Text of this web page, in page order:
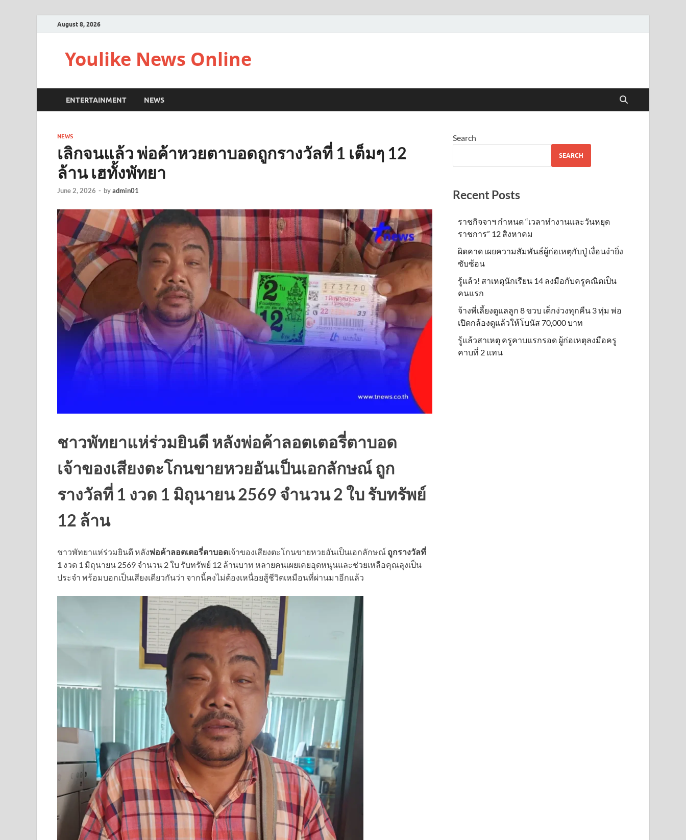
August 8, 2026
Youlike News Online
ENTERTAINMENT NEWS
NEWS
เลิกจนแล้ว พ่อค้าหวยตาบอดถูกรางวัลที่ 1 เต็มๆ 12
ล้าน เฮทั้งพัทยา
June 2, 2026 - byadmin01
ชาวพัทยาแห่ร่วมยินดี หลังพ่อค้าลอตเตอรี่ตาบอด
เจ้าของเสียงตะโกนขายหวยอันเป็นเอกลักษณ์ ถูก
รางวัลที่ 1 งวด 1 มิถุนายน 2569 จำนวน 2 ใบ รับทรัพย์
12 ล้าน
ชาวพัทยาแห่ร่วมยินดี หลังพ่อค้าลอตเตอรี่ตาบอดเจ้าของเสียงตะโกนขายหวยอันเป็นเอกลักษณ์ ถูกรางวัลที่
1 งวด 1 มิถุนายน 2569 จำนวน 2 ใบ รับทรัพย์ 12 ล้านบาท หลายคนเผยเคยอุดหนุนและช่วยเหลือคุณลุงเป็น
ประจำ พร้อมบอกเป็นเสียงเดียวกันว่า จากนี้คงไม่ต้องเหนื่อยสู้ชีวิตเหมือนที่ผ่านมาอีกแล้ว
Search
SEARCH
Recent Posts
ราชกิจจาฯ กำหนด “เวลาทำงานและวันหยุด
ราชการ” 12 สิงหาคม
ผิดคาด เผยความสัมพันธ์ผู้ก่อเหตุกับปู่ เงื่อนงำยิ่ง
ซับซ้อน
รู้แล้ว! สาเหตุนักเรียน 14 ลงมือกับครูคณิตเป็น
คนแรก
จ้างพี่เลี้ยงดูแลลูก 8 ขวบ เด็กง่วงทุกคืน 3 ทุ่ม พ่อ
เปิดกล้องดูแล้วให้โบนัส 70,000 บาท
รู้แล้วสาเหตุ ครูคาบแรกรอด ผู้ก่อเหตุลงมือครู
คาบที่ 2 แทน